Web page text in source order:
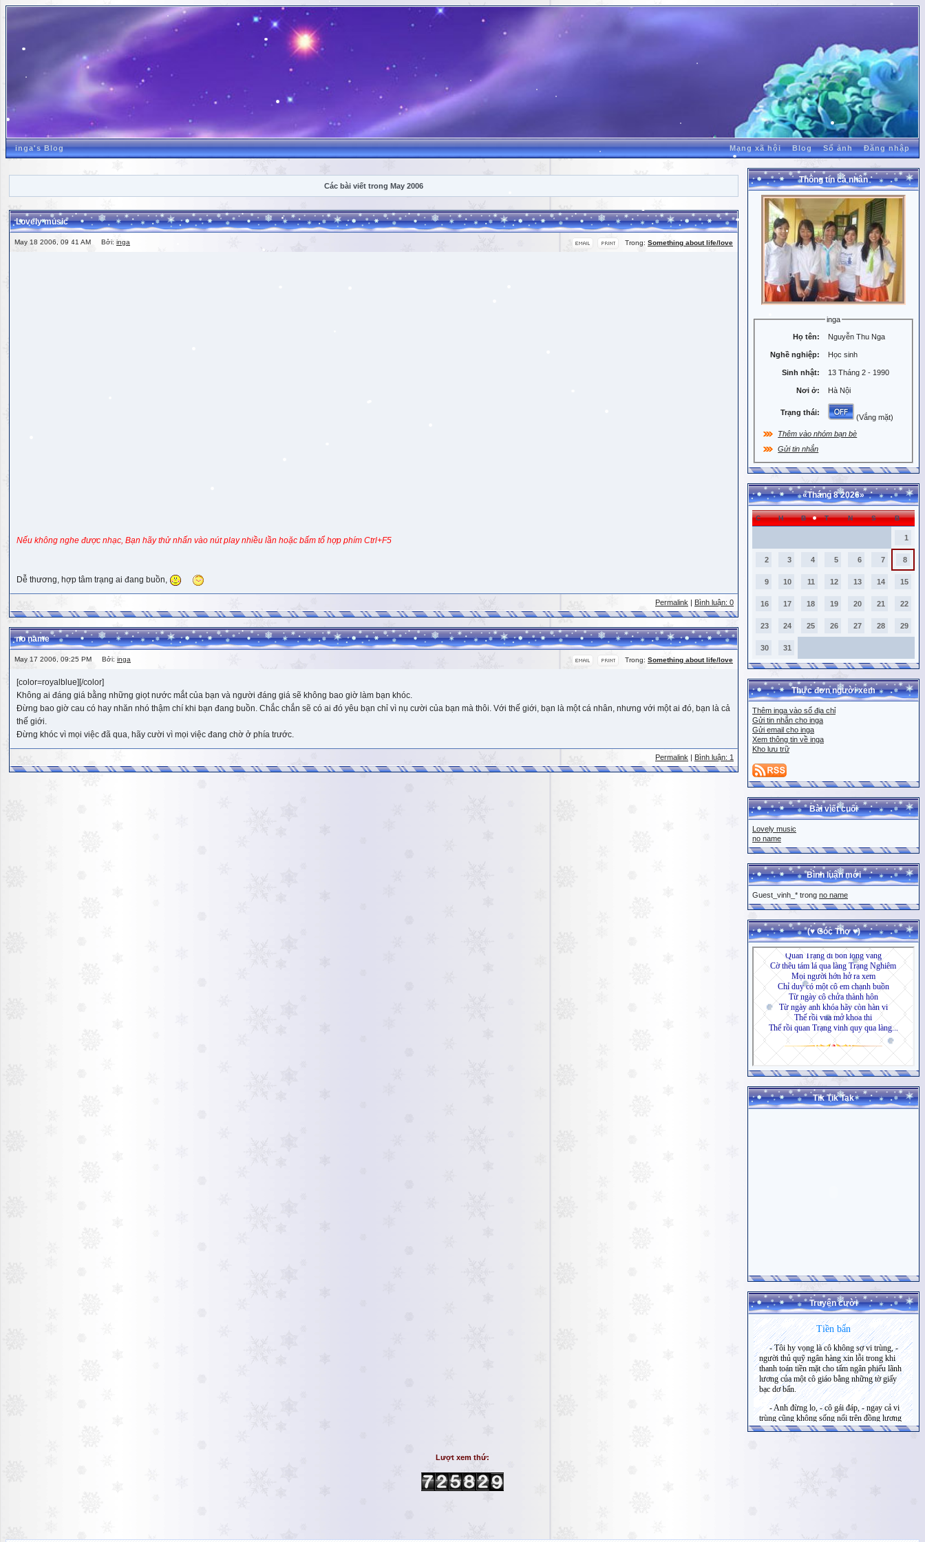
inga's Blog Mạng xã hội Blog Sổ ảnh Đăng nhập
Các bài viết trong May 2006
Lovely music
Trong: Something about life/love
May 18 2006, 09:41 AM Bởi: inga
Nếu không nghe được nhạc, Bạn hãy thử nhấn vào nút play nhiều lần hoặc bấm tổ hợp phím Ctrl+F5
Dễ thương, hợp tâm trạng ai đang buồn,
Permalink Bình luận: 0
no name
Trong: Something about life/love
May 17 2006, 09:25 PM Bởi: inga
[color=royalblue][/color]
Không ai đáng giá bằng những giọt nước mắt của bạn và người đáng giá sẽ không bao giờ làm bạn khóc.
Đừng bao giờ cau có hay nhăn nhó thậm chí khi bạn đang buồn. Chắc chắn sẽ có ai đó yêu bạn chỉ vì nụ cười của bạn mà thôi. Với thế giới, bạn là một cá nhân, nhưng với một ai đó, bạn là cả
thế giới.
Đừng khóc vì mọi việc đã qua, hãy cười vì mọi việc đang chờ ở phía trước.
Permalink Bình luận: 1
Thông tin cá nhân
inga
Họ tên: Nguyễn Thu Nga
Nghề nghiệp: Học sinh
Sinh nhật: 13 Tháng 2 - 1990
Nơi ở: Hà Nội
Trạng thái:
(Vắng mặt)
Thêm vào nhóm bạn bè
Gửi tin nhắn
«Tháng 8 2026»
C H B T N S B
1
2 3 4 5 6 7 8
9 10 11 12 13 14 15
16 17 18 19 20 21 22
23 24 25 26 27 28 29
30 31
Thực đơn người xem
Thêm inga vào sổ địa chỉ
Gửi tin nhắn cho inga
Gửi email cho inga
Xem thông tin về inga
Kho lưu trữ
Bài viết cuối
Lovely music
no name
Bình luận mới
Guest_vinh_* trong no name
(♥ Góc Thơ ♥)
Tik Tik Tak
Truyện cười
Lượt xem thứ: